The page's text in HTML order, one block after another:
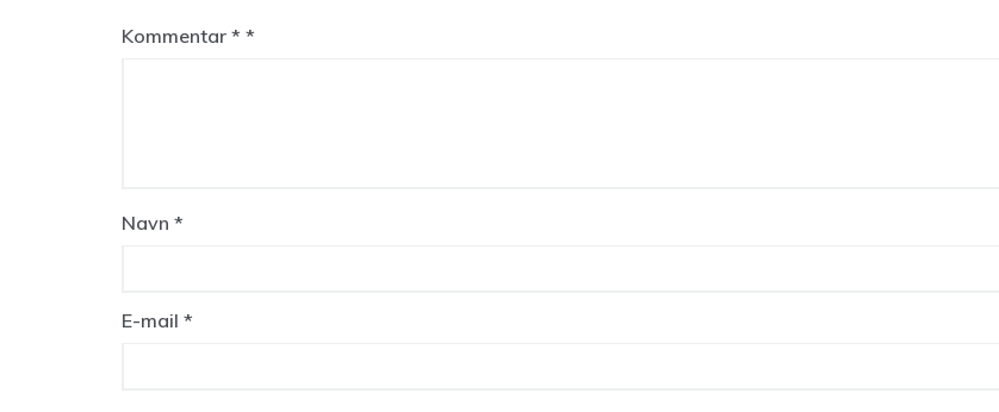
Kommentar *
Navn *
E-mail *